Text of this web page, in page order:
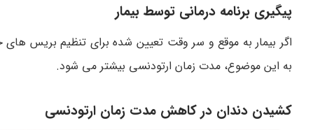
پیگیری برنامه درمانی توسط بیمار
اگر بیمار به موقع و سر وقت تعیین شده برای تنظیم بریس
به این موضوع، مدت زمان ارتودنسی بیشتر می شود.
کشیدن دندان در کاهش مدت زمان ارتودنسی